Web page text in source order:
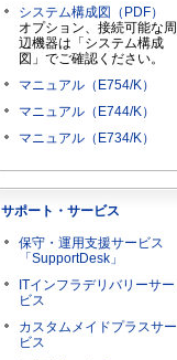
システム構成図（PDF）
オプション、接続可能な周
辺機器は「システム構成
図」でご確認ください。
マニュアル（E754/K）
マニュアル（E744/K）
マニュアル（E734/K）
サポート・サービス
保守・運用支援サービス
「SupportDesk」
ITインフラデリバリーサー
ビス
カスタムメイドプラスサー
ビス